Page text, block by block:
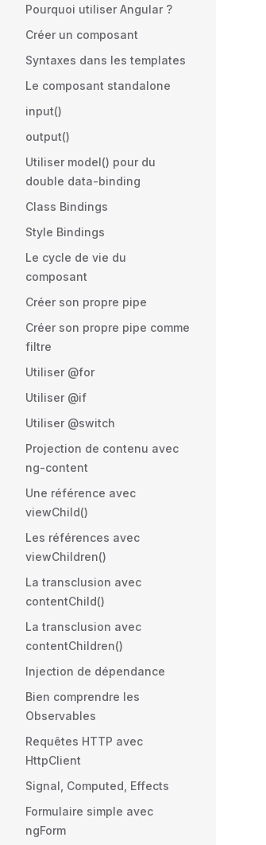
Pourquoi utiliser Angular ?
Créer un composant
Syntaxes dans les templates
Le composant standalone
input()
output()
Utiliser model() pour du
double data-binding
Class Bindings
Style Bindings
Le cycle de vie du
composant
Créer son propre pipe
Créer son propre pipe comme
filtre
Utiliser @for
Utiliser @if
Utiliser @switch
Projection de contenu avec
ng-content
Une référence avec
viewChild()
Les références avec
viewChildren()
La transclusion avec
contentChild()
La transclusion avec
contentChildren()
Injection de dépendance
Bien comprendre les
Observables
Requêtes HTTP avec
HttpClient
Signal, Computed, Effects
Formulaire simple avec
ngForm